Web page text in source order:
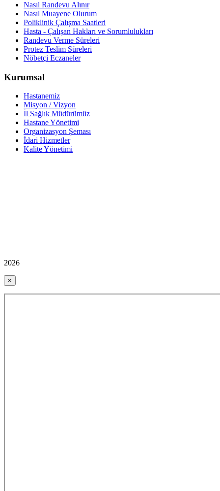
Nasıl Randevu Alınır
Nasıl Muayene Olurum
Poliklinik Çalışma Saatleri
Hasta - Çalışan Hakları ve Sorumlulukları
Randevu Verme Süreleri
Protez Teslim Süreleri
Nöbetçi Eczaneler
Kurumsal
Hastanemiz
Misyon / Vizyon
İl Sağlık Müdürümüz
Hastane Yönetimi
Organizasyon Şeması
İdari Hizmetler
Kalite Yönetimi
2026
×